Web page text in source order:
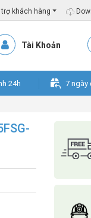
khách hàng
Tài Khoản
24h 7 ngày